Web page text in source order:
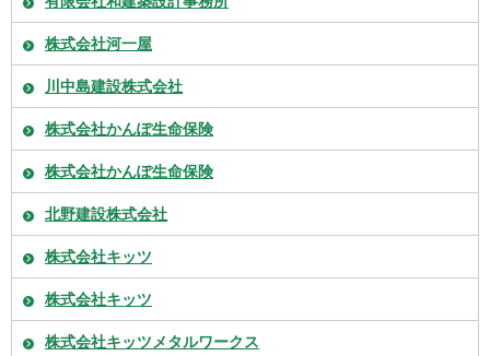
株式会社河一屋
川中島建設株式会社
株式会社かんぽ生命保険
株式会社かんぽ生命保険
北野建設株式会社
株式会社キッツ
株式会社キッツ
株式会社キッツメタルワークス